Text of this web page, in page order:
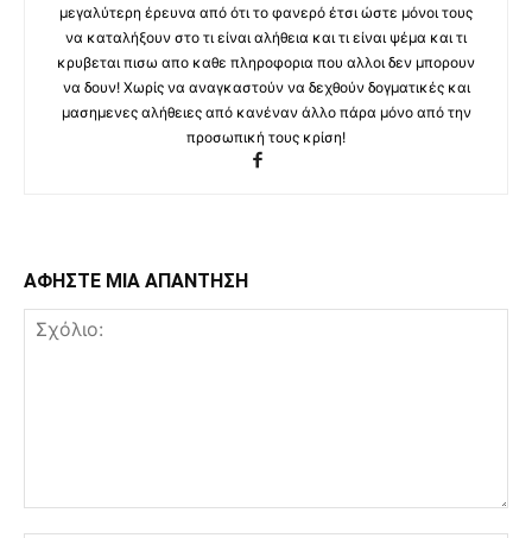
μεγαλύτερη έρευνα από ότι το φανερό έτσι ώστε μόνοι τους
να καταλήξουν στο τι είναι αλήθεια και τι είναι ψέμα και τι
κρυβεται πισω απο καθε πληροφορια που αλλοι δεν μπορουν
να δουν! Χωρίς να αναγκαστούν να δεχθούν δογματικές και
μασημενες αλήθειες από κανέναν άλλο πάρα μόνο από την
προσωπική τους κρίση!
ΑΦΗΣΤΕ ΜΙΑ ΑΠΑΝΤΗΣΗ